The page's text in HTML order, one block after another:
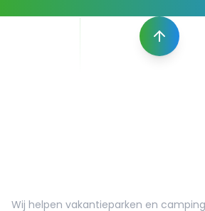
Wij helpen vakantieparken en